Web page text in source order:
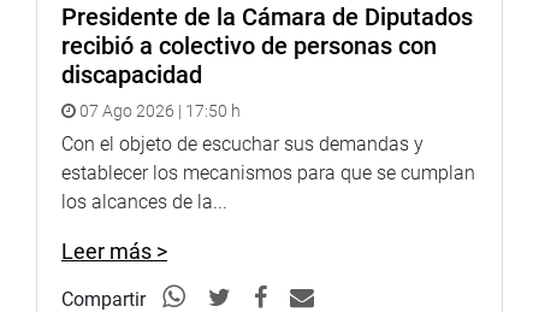
Presidente de la Cámara de Diputados
recibió a colectivo de personas con
discapacidad
07 Ago 2026 | 17:50 h
Con el objeto de escuchar sus demandas y
establecer los mecanismos para que se cumplan
los alcances de la...
Leer más >
Compartir